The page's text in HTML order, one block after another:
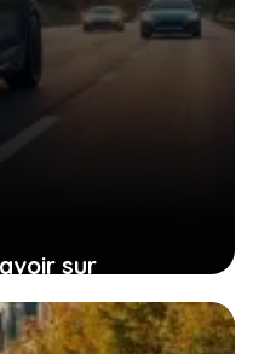
sur
interdictions